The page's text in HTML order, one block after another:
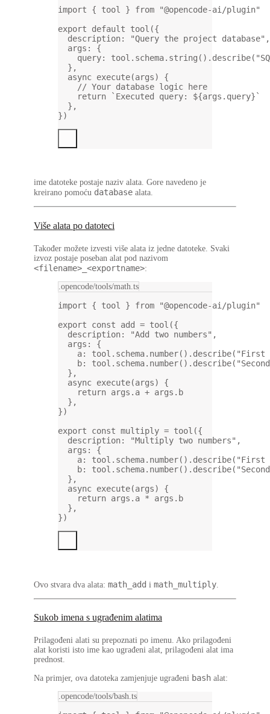
import { tool } from
"@opencode-ai/plugin"
export
default tool ({
description:
"Query the project database" ,
args: {
query: tool.schema. string (). describe(
},
async execute(args) {
// Your database logic here
return
`Executed query: ${args . query}`
},
})
ime datoteke postaje naziv alata. Gore navedeno je
kreirano pomoću database alata.
Više alata po datoteci
Također možete izvesti više alata iz jedne datoteke. Svaki
izvoz postaje poseban alat pod nazivom
<filename>_<exportname>:
.opencode/tools/math.ts
import { tool } from
"@opencode-ai/plugin"
export
const add = tool ({
description:
"Add two numbers" ,
args: {
a: tool.schema. number(). describe( "First
b: tool.schema. number(). describe(
},
async execute(args) {
return args.a + args.b
},
})
export
const multiply = tool ({
description:
"Multiply two numbers" ,
args: {
a: tool.schema. number(). describe( "First
b: tool.schema. number(). describe(
},
async execute(args) {
return args.a * args.b
},
})
Ovo stvara dva alata: math_add i math_multiply
Sukob imena s ugrađenim alatima
Prilagođeni alati su prepoznati po imenu. Ako prilagođeni
alat koristi isto ime kao ugrađeni alat, prilagođeni alat ima
prednost.
Na primjer, ova datoteka zamjenjuje ugrađeni bash alat:
.opencode/tools/bash.ts